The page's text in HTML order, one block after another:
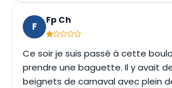
F
Fp Ch
Ce soir je suis passé à cette
prendre une baguette. Il y avait
beignets de carnaval avec plein